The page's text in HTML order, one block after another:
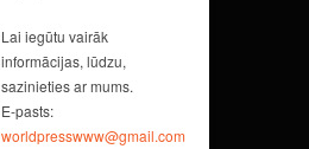
Lai iegūtu vairāk
informācijas, lūdzu,
sazinieties ar mums.
E-pasts:
worldpresswww@gmail.com